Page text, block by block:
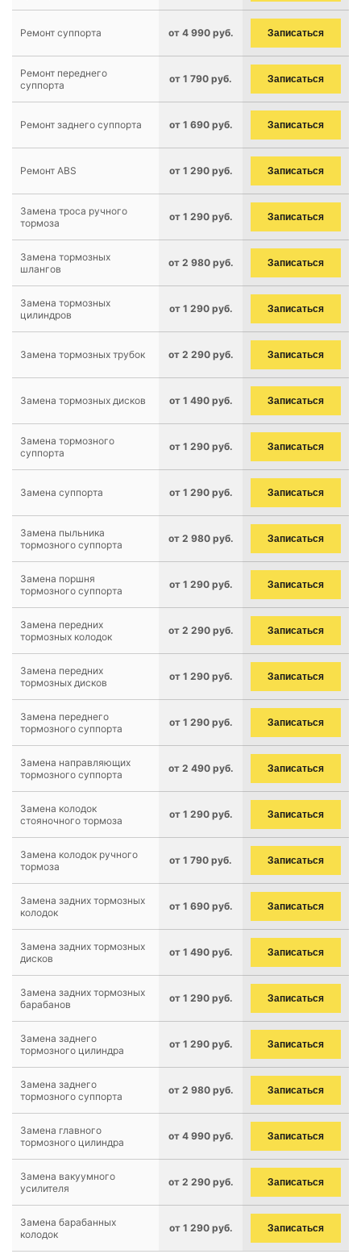
Ремонт суппорта от 4 990 руб. Записаться
Ремонт переднего
суппорта
от 1 790 руб. Записаться
Ремонт заднего суппорта от 1 690 руб. Записаться
Ремонт ABS от 1 290 руб. Записаться
Замена троса ручного
тормоза
от 1 290 руб. Записаться
Замена тормозных
шлангов
от 2 980 руб. Записаться
Замена тормозных
цилиндров
от 1 290 руб. Записаться
Замена тормозных трубок от 2 290 руб. Записаться
Замена тормозных дисков от 1 490 руб. Записаться
Замена тормозного
суппорта
от 1 290 руб. Записаться
Замена суппорта от 1 290 руб. Записаться
Замена пыльника
тормозного суппорта
от 2 980 руб. Записаться
Замена поршня
тормозного суппорта
от 1 290 руб. Записаться
Замена передних
тормозных колодок
от 2 290 руб. Записаться
Замена передних
тормозных дисков
от 1 290 руб. Записаться
Замена переднего
тормозного суппорта
от 1 290 руб. Записаться
Замена направляющих
тормозного суппорта
от 2 490 руб. Записаться
Замена колодок
стояночного тормоза
от 1 290 руб. Записаться
Замена колодок ручного
тормоза
от 1 790 руб. Записаться
Замена задних тормозных
колодок
от 1 690 руб. Записаться
Замена задних тормозных
дисков
от 1 490 руб. Записаться
Замена задних тормозных
барабанов
от 1 290 руб. Записаться
Замена заднего
тормозного цилиндра
от 1 290 руб. Записаться
Замена заднего
тормозного суппорта
от 2 980 руб. Записаться
Замена главного
тормозного цилиндра
от 4 990 руб. Записаться
Замена вакуумного
усилителя
от 2 290 руб. Записаться
Замена барабанных
колодок
от 1 290 руб. Записаться